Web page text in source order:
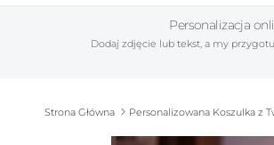
Personalizacja
Dodaj zdjęcie lub tekst, a my
Strona Główna Personalizowana Koszulka z